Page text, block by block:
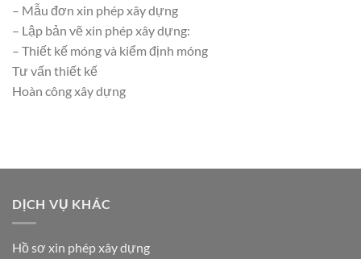
– Mẫu đơn xin phép xây dựng
– Lập bản vẽ xin phép xây dựng:
– Thiết kế móng và kiểm định móng
Tư vấn thiết kế
Hoàn công xây dựng
DỊCH VỤ KHÁC
Hồ sơ xin phép xây dựng